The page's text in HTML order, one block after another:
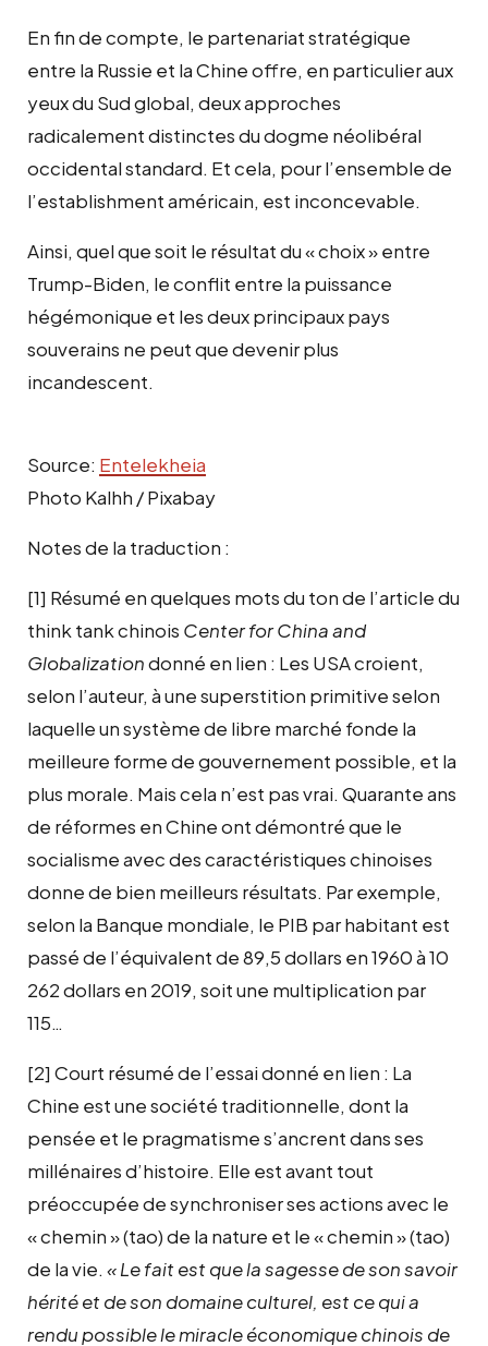
En fin de compte, le partenariat stratégique
entre la Russie et la Chine offre, en particulier aux
yeux du Sud global, deux approches
radicalement distinctes du dogme néolibéral
occidental standard. Et cela, pour l’ensemble de
l’establishment américain, est inconcevable.
Ainsi, quel que soit le résultat du « choix » entre
Trump-Biden, le conflit entre la puissance
hégémonique et les deux principaux pays
souverains ne peut que devenir plus
incandescent.
Source: Entelekheia
Photo Kalhh / Pixabay
Notes de la traduction :
[1] Résumé en quelques mots du ton de l’article du
think tank chinois Center for China and
Globalizationdonné en lien : Les USA croient,
selon l’auteur, à une superstition primitive selon
laquelle un système de libre marché fonde la
meilleure forme de gouvernement possible, et la
plus morale. Mais cela n’est pas vrai. Quarante ans
de réformes en Chine ont démontré que le
socialisme avec des caractéristiques chinoises
donne de bien meilleurs résultats. Par exemple,
selon la Banque mondiale, le PIB par habitant est
passé de l’équivalent de 89,5 dollars en 1960 à 10
262 dollars en 2019, soit une multiplication par
115…
[2] Court résumé de l’essai donné en lien : La
Chine est une société traditionnelle, dont la
pensée et le pragmatisme s’ancrent dans ses
millénaires d’histoire. Elle est avant tout
préoccupée de synchroniser ses actions avec le
« chemin » (tao) de la nature et le « chemin » (tao)
de la vie. « Le fait est que la sagesse de son savoir
hérité et de son domaine culturel, est ce qui a
rendu possible le miracle économique chinois de